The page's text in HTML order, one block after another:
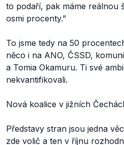
to podaří, pak máme reálnou
osmi procenty.”
To jsme tedy na 50
něco i na ANO, ČSSD,
a Tomia Okamuru. Ti své
nekvantifikovali.
Nová koalice v jižních
Představy stran jsou jedna
zde volič a ten v říjnu